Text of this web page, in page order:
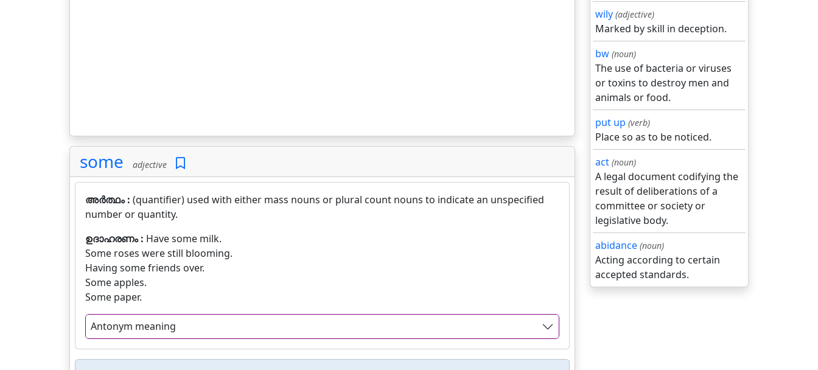
some adjective
അർത്ഥം : (quantifier) used with either mass nouns or plural count nouns to indicate an unspecified
number or quantity.
ഉദാഹരണം : Have some milk.
Some roses were still blooming.
Having some friends over.
Some apples.
Some paper.
Antonym meaning
wily (adjective)
Marked by skill in deception.
bw (noun)
The use of bacteria or viruses
or toxins to destroy men and
animals or food.
put up (verb)
Place so as to be noticed.
act (noun)
A legal document codifying the
result of deliberations of a
committee or society or
legislative body.
abidance (noun)
Acting according to certain
accepted standards.